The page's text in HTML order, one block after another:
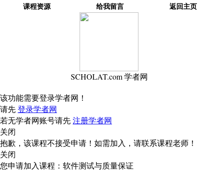
课程资源 给我留言 返回主页
SCHOLAT.com 学者网
该功能需要登录学者网！
请先登录学者网
若无学者网账号请先注册学者网
关闭
抱歉，该课程不接受申请！如需加入，请联系课程老师！
关闭
您申请加入课程：软件测试与质量保证